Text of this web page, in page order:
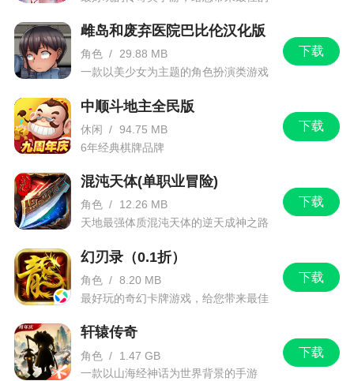
下载
雌岛和废弃医院巴比伦汉化版
角色 / 29.88 MB
一款以美少女为主题的角色扮演类游戏
下载
中顺斗地主全民版
休闲 / 94.75 MB
6年经典棋牌品牌
下载
混沌天体(单职业冒险)
角色 /
12.26 MB
天地最强体质混沌天体的逆天成神之路
下载
幻刃录（0.1折）
角色 / 8.20 MB
最好玩的奇幻卡牌游戏，给您带来最佳
下载
轩辕传奇
角色 /
1.47 GB
一款以山海经神话为世界背景的手游